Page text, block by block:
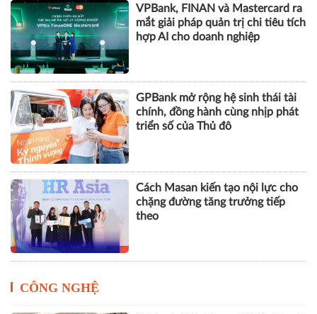
VPBank, FINAN và Mastercard ra
mắt giải pháp quản trị chi tiêu tích
hợp AI cho doanh nghiệp
GPBank mở rộng hệ sinh thái tài
chính, đồng hành cùng nhịp phát
triển số của Thủ đô
Cách Masan kiến tạo nội lực cho
chặng đường tăng trưởng tiếp
theo
CÔNG NGHỆ